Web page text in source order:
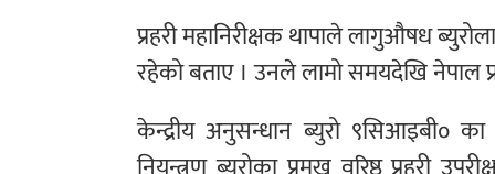
प्रहरी महानिरीक्षक थापाले लागुऔषध
रहेको बताए । उनले लामो समयदेखि नेपाल
केन्द्रीय अनुसन्धान ब्युरो ९सिआइबी०